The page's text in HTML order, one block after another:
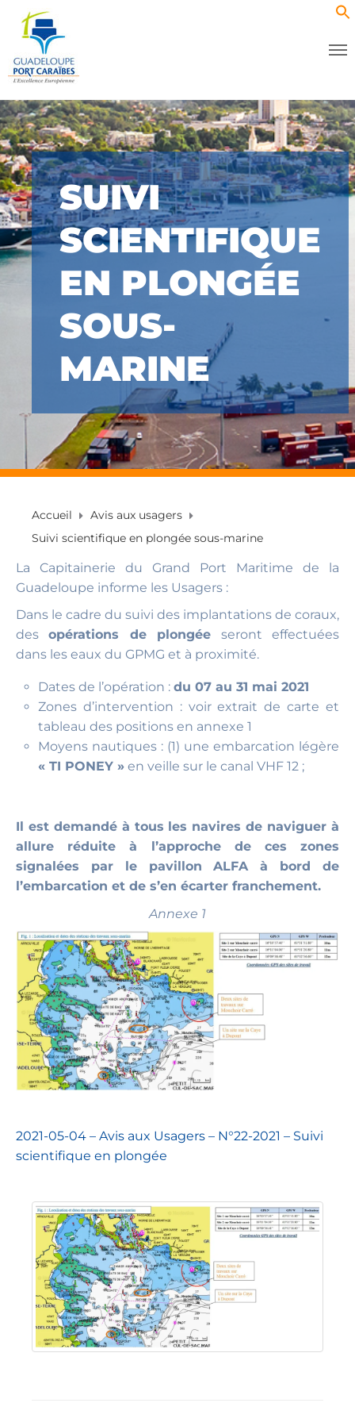
SUIVI
SCIENTIFIQUE
EN PLONGÉE
SOUS-
MARINE
Accueil
Avis aux usagers
Suivi scientifique en plongée sous-marine
La Capitainerie du Grand Port Maritime de la
Guadeloupe informe les Usagers :
Dans le cadre du suivi des implantations de coraux,
desopérations de plongée seront effectuées
dans les eaux du GPMG et à proximité.
Dates de l’opération : du 07 au 31 mai 2021
Zones d’intervention : voir extrait de carte et
tableau des positions en annexe 1
Moyens nautiques : (1) une embarcation légère
« TI PONEY » en veille sur le canal VHF 12 ;
Il est demandé à tous les navires de naviguer à
allure réduite à l’approche de ces zones
signalées par le pavillon ALFA à bord de
l’embarcation et de s’en écarter franchement.
Annexe 1
2021-05-04 – Avis aux Usagers – N°22-2021 – Suivi
scientifique en plongée